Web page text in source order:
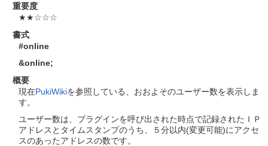
重要度
★★☆☆☆
書式
#online
&online;
概要
現在PukiWikiを参照している、おおよそのユーザー数を表示しま
す。
ユーザー数は、プラグインを呼び出された時点で記録されたＩＰ
アドレスとタイムスタンプのうち、５分以内(変更可能)にアクセ
スのあったアドレスの数です。